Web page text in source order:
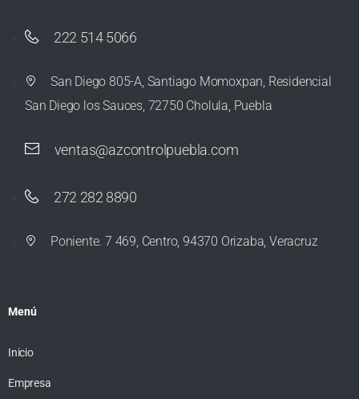
222 514 5066
San Diego 805-A, Santiago Momoxpan, Residencial
San Diego los Sauces, 72750 Cholula, Puebla
ventas@azcontrolpuebla.com
272 282 8890
Poniente. 7 469, Centro, 94370 Orizaba, Veracruz
Menú
Inicio
Empresa